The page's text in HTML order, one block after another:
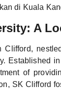
di Kuala
A
Clifford,
Established
of
SK Clifford